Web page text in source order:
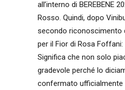
all’interno di BEREBENE
Rosso. Quindi, dopo
secondo riconoscimento
per il Fior di Rosa Foffani:
Significa che non solo
gradevole perché lo
confermato ufficialmente